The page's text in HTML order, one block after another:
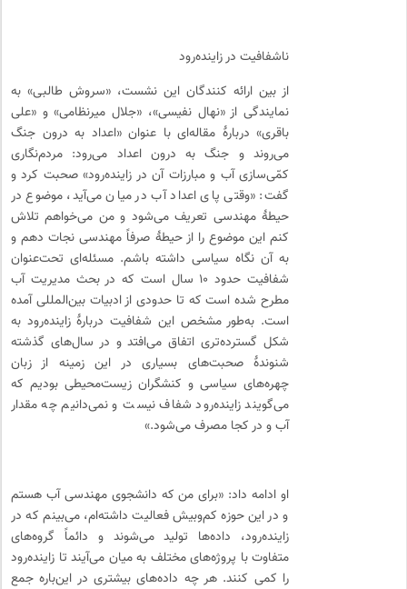
ناشفافیت در زاینده‌رود
از بین ارائه کنندگان این نشست، «سروش طالبی» به
نمایندگی از «نهال نفیسی»، «جلال میرنظامی» و «علی
باقری» دربارهٔ مقاله‌ای با عنوان «اعداد به درون جنگ
می‌روند و جنگ به درون اعداد می‌رود: مردم‌نگاری
کمّی‌سازی آب و مبارزات آن در زاینده‌رود» صحبت کرد و
گفت: «وقتی پای اعداد آب در میان می‌آید، موضوع در
حیطهٔ مهندسی تعریف می‌شود و من می‌خواهم تلاش
کنم این موضوع را از حیطهٔ صرفاً مهندسی نجات دهم و
به آن نگاه سیاسی داشته باشم. مسئله‌ای تحت‌عنوان
شفافیت حدود ۱۰ سال است که در بحث مدیریت آب
مطرح شده است که تا حدودی از ادبیات بین‌المللی آمده
است. به‌طور مشخص این شفافیت دربارهٔ زاینده‌رود به
شکل گسترده‌تری اتفاق می‌افتد و در سال‌های گذشته
شنوندهٔ صحبت‌های بسیاری در این زمینه از زبان
چهره‌های سیاسی و کنشگران زیست‌محیطی بودیم که
می‌گویند زاینده‌رود شفاف نیست و نمی‌دانیم چه مقدار
آب و در کجا مصرف می‌شود.»
او ادامه داد: «برای من که دانشجوی مهندسی آب هستم
و در این حوزه کم‌وبیش فعالیت داشته‌ام، می‌بینم که در
زاینده‌رود، داده‌ها تولید می‌شوند و دائماً گروه‌های
متفاوت با پروژه‌های مختلف به میان می‌آیند تا زاینده‌رود
را کمی کنند. هر چه داده‌های بیشتری در این‌باره جمع